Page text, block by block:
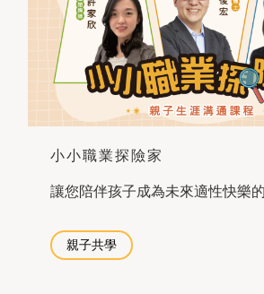
小小職業探險家
讓您陪伴孩子成為未來適性快樂
親子共學